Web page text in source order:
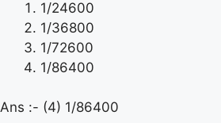
1/24600
1/36800
1/72600
1/86400
Ans :- (4) 1/86400